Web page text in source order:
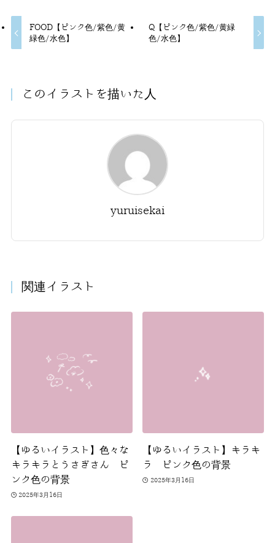
FOOD【ピンク色/紫色/黄
緑色/水色】
Q【ピンク色/紫色/黄緑
色/水色】
このイラストを描いた人
yuruisekai
関連イラスト
【ゆるいイラスト】色々な
キラキラとうさぎさん ピ
ンク色の背景
2025年3月16日
【ゆるいイラスト】キラキ
ラ ピンク色の背景
2025年3月16日